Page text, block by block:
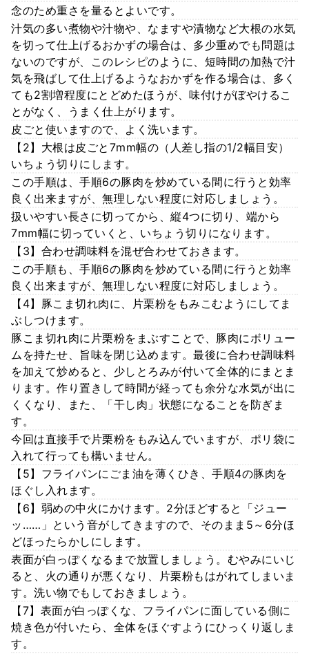
念のため重さを量るとよいです。
汁気の多い煮物や汁物や、なますや漬物など大根の水気
を切って仕上げるおかずの場合は、多少重めでも問題は
ないのですが、このレシピのように、短時間の加熱で汁
気を飛ばして仕上げるようなおかずを作る場合は、多く
ても2割増程度にとどめたほうが、味付けがぼやけるこ
とがなく、うまく仕上がります。
皮ごと使いますので、よく洗います。
【2】大根は皮ごと7mm幅の（人差し指の1/2幅目安）
いちょう切りにします。
この手順は、手順6の豚肉を炒めている間に行うと効率
良く出来ますが、無理しない程度に対応しましょう。
扱いやすい長さに切ってから、縦4つに切り、端から
7mm幅に切っていくと、いちょう切りになります。
【3】合わせ調味料を混ぜ合わせておきます。
この手順も、手順6の豚肉を炒めている間に行うと効率
良く出来ますが、無理しない程度に対応しましょう。
【4】豚こま切れ肉に、片栗粉をもみこむようにしてま
ぶしつけます。
豚こま切れ肉に片栗粉をまぶすことで、豚肉にボリュー
ムを持たせ、旨味を閉じ込めます。最後に合わせ調味料
を加えて炒めると、少しとろみが付いて全体的にまとま
ります。作り置きして時間が経っても余分な水気が出に
くくなり、また、「干し肉」状態になることを防ぎま
す。
今回は直接手で片栗粉をもみ込んでいますが、ポリ袋に
入れて行っても構いません。
【5】フライパンにごま油を薄くひき、手順4の豚肉を
ほぐし入れます。
【6】弱めの中火にかけます。2分ほどすると「ジュー
ッ……」という音がしてきますので、そのまま5～6分ほ
どほったらかしにします。
表面が白っぽくなるまで放置しましょう。むやみにいじ
ると、火の通りが悪くなり、片栗粉もはがれてしまいま
す。洗い物でもしておきましょう。
【7】表面が白っぽくな、フライパンに面している側に
焼き色が付いたら、全体をほぐすようにひっくり返しま
す。